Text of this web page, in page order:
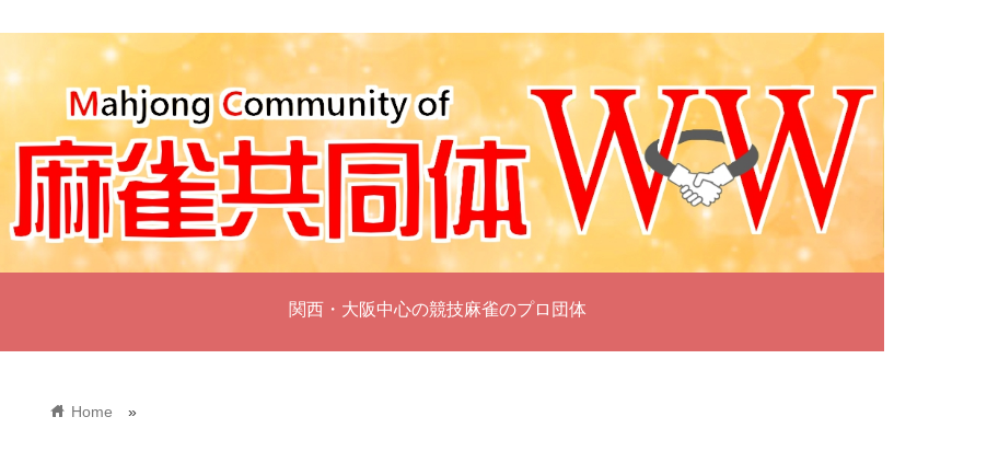
関西・大阪中心の競技麻雀のプロ団体
home Home »